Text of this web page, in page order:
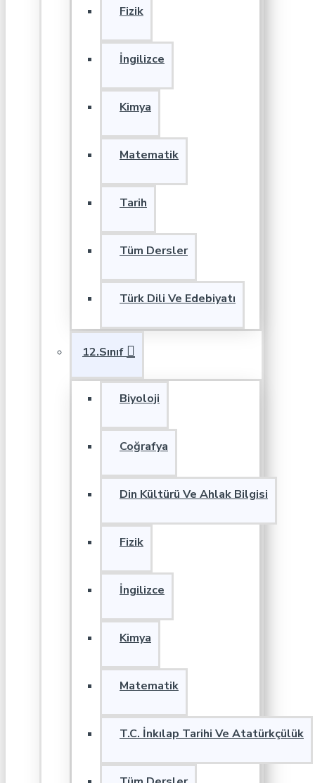
Fizik
İngilizce
Kimya
Matematik
Tarih
Tüm Dersler
Türk Dili Ve Edebiyatı
12.Sınıf
Biyoloji
Coğrafya
Din Kültürü Ve Ahlak Bilgisi
Fizik
İngilizce
Kimya
Matematik
T.C. İnkılap Tarihi Ve Atatürkçülük